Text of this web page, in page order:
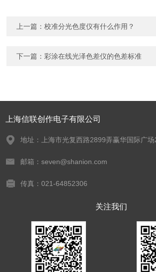
上一篇：校准分光色度仪有什么作用？
下一篇：彩涂在线光泽色差仪的色差标准
上海信联创作电子有限公司
地址：上海市光复西路2899弄赢华国际广
邮箱：seven@shanion.com
传真：021-64852306
关注我们